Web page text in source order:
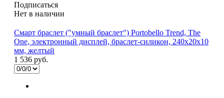
Подписаться
Нет в наличии
Смарт браслет ("умный браслет") Portobello Trend, The
One, электронный дисплей, браслет-силикон, 240x20x10
мм, желтый
1 536 руб.